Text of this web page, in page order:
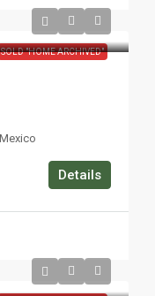
SOLD "HOME ARCHIVED"
Details